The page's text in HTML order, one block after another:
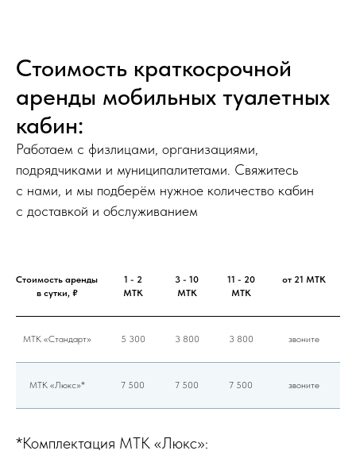
Стоимость краткосрочной
аренды мобильных туалетных
кабин:
Работаем с физлицами, организациями,
подрядчиками и муниципалитетами. Свяжитесь
с нами, и мы подберём нужное количество кабин
с доставкой и обслуживанием
Стоимость аренды
в сутки, ₽
1 - 2
МТК
3 - 10
МТК
11 - 20
МТК
от 21 МТК
МТК «Стандарт» 5 300 3 800 3 800 звоните
МТК «Люкс»* 7 500 7 500 7 500 звоните
*Комплектация МТК «Люкс»: